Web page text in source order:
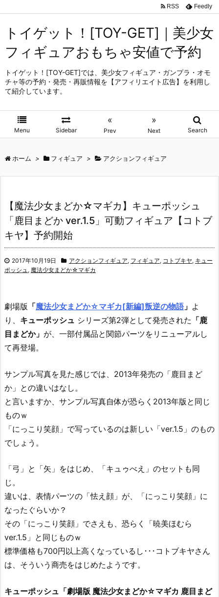
トイゲット！[TOY-GET]｜美少女
フィギュアおもちゃ安値で予約
トイゲット！[TOY-GET]では、美少女フィギュア・ガンプラ・オモ
チャ等の予約・発売・再販情報を【アフィリエイト広告】を利用し
て紹介しています。
Menu Sidebar
«
Prev
»
Next Search
RSS Feedly
ホーム > フィギュア > アクションフィギュア
【魔法少女まどか☆マギカ】キューポッシュ
「鹿目まどか ver.1.5」可動フィギュア【コトブ
キヤ】予約開始
2017年10月19日 アクションフィギュア, フィギュア, コトブキヤ, キュー
ポッシュ, 魔法少女まどか☆マギカ
劇場版 「魔法少女まどか☆マギカ[新編]叛逆の物語」 よ
り、 キューポッシュ シリーズ第2弾として発売された 「鹿
目まどか」 が、一部付属品と関節パーツをリニューアルし
て再登場。
サンプル写真を見た感じでは、2013年発売の「鹿目まど
か」との違いはなし。
と言いますか、サンプル写真自体が恐らく2013年版と同じ
ものｗ
「にっこり笑顔」で写っているのは新しい「ver.1.5」のもの
でしょう。
「弓」と「矢」をはじめ、「キュゥべえ」のセットも同
じ。
違いは、表情パーツの「怯え顔」が、「にっこり笑顔」に
なったぐらいか？
その「にっこり笑顔」でさえも、恐らく「暁美ほむら
ver.1.5」と同じものｗ
標準価格も700円以上高くなっているし･･･コトブキヤさん
は、そういう商売をはじめたようです。
キューポッシュ「劇場版 魔法少女まどか☆マギカ 鹿目まど